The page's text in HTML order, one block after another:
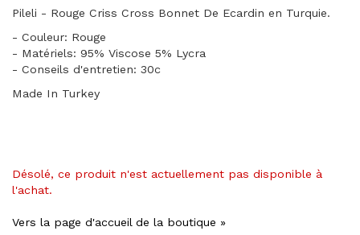
Pileli - Rouge Criss Cross Bonnet De Ecardin en Turquie.
- Couleur: Rouge
- Matériels: 95% Viscose 5% Lycra
- Conseils d'entretien: 30c
Made In Turkey
Désolé, ce produit n'est actuellement pas disponible à
l'achat.
Vers la page d'accueil de la boutique »